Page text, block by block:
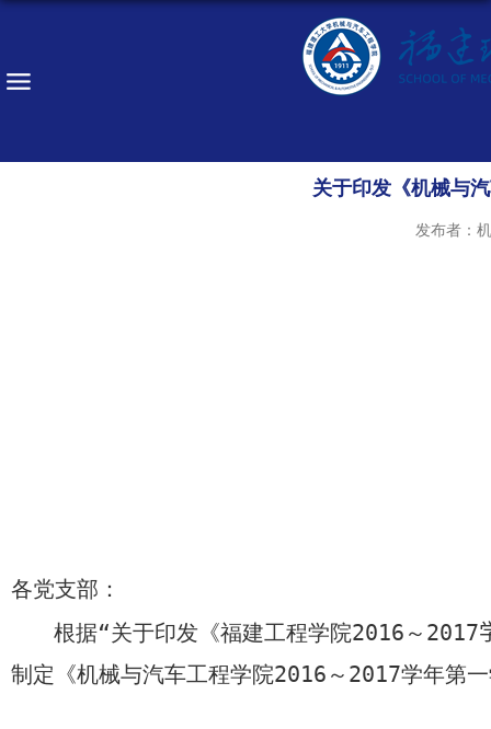
关于印发《机械与
发布者：
各党支部：
根据“关于印发《福建工程学院2016 ～ 2017
制定《机械与汽车工程学院2016 ～ 2017学年第